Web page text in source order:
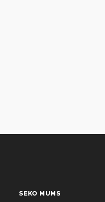
SEKO MUMS